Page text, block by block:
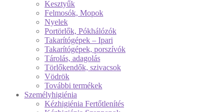
Kesztyűk
Felmosók, Mopok
Nyelek
Portörlők, Pókhálózók
Takarítógépek – Ipari
Takarítógépek, porszívók
Tárolás, adagolás
Törlőkendők, szivacsok
Vödrök
További termékek
Személyhigiénia
Kézhigiénia Fertőtlenítés